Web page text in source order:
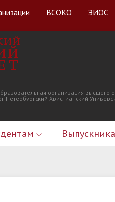
ВСОКО ЭИОС
организация высшего
Петербургский Христианский